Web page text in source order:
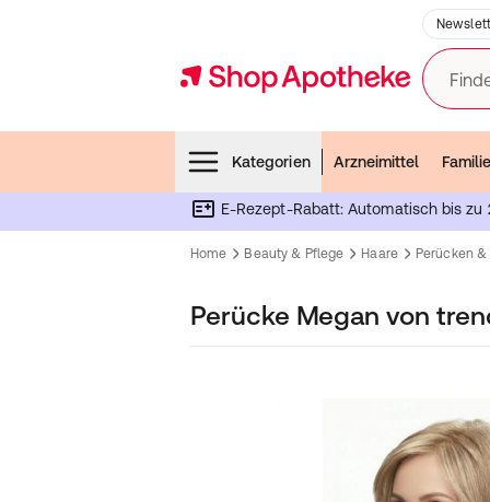
Kategorien
Arzneimittel
E-Rezept-Rabatt: Automatisch bis zu
Home Beauty & Pflege Haare Perücken
Perücke Megan von